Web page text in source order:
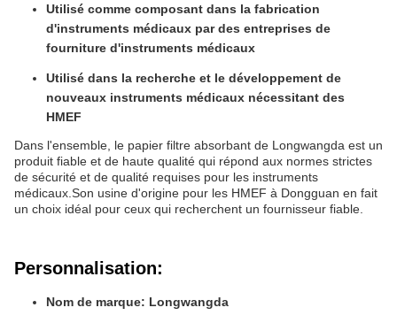
Utilisé comme composant dans la fabrication
d'instruments médicaux par des entreprises de
fourniture d'instruments médicaux
Utilisé dans la recherche et le développement de
nouveaux instruments médicaux nécessitant des
HMEF
Dans l'ensemble, le papier filtre absorbant de Longwangda est un
produit fiable et de haute qualité qui répond aux normes strictes
de sécurité et de qualité requises pour les instruments
médicaux.Son usine d'origine pour les HMEF à Dongguan en fait
un choix idéal pour ceux qui recherchent un fournisseur fiable.
Personnalisation:
Nom de marque: Longwangda